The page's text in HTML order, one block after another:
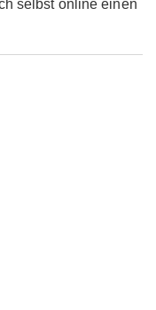
selbst online einen